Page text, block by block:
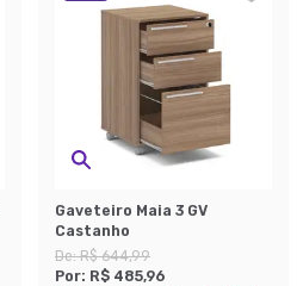
Gaveteiro Maia 3 GV
Castanho
De:R$ 644,99
Por: R$ 485,96